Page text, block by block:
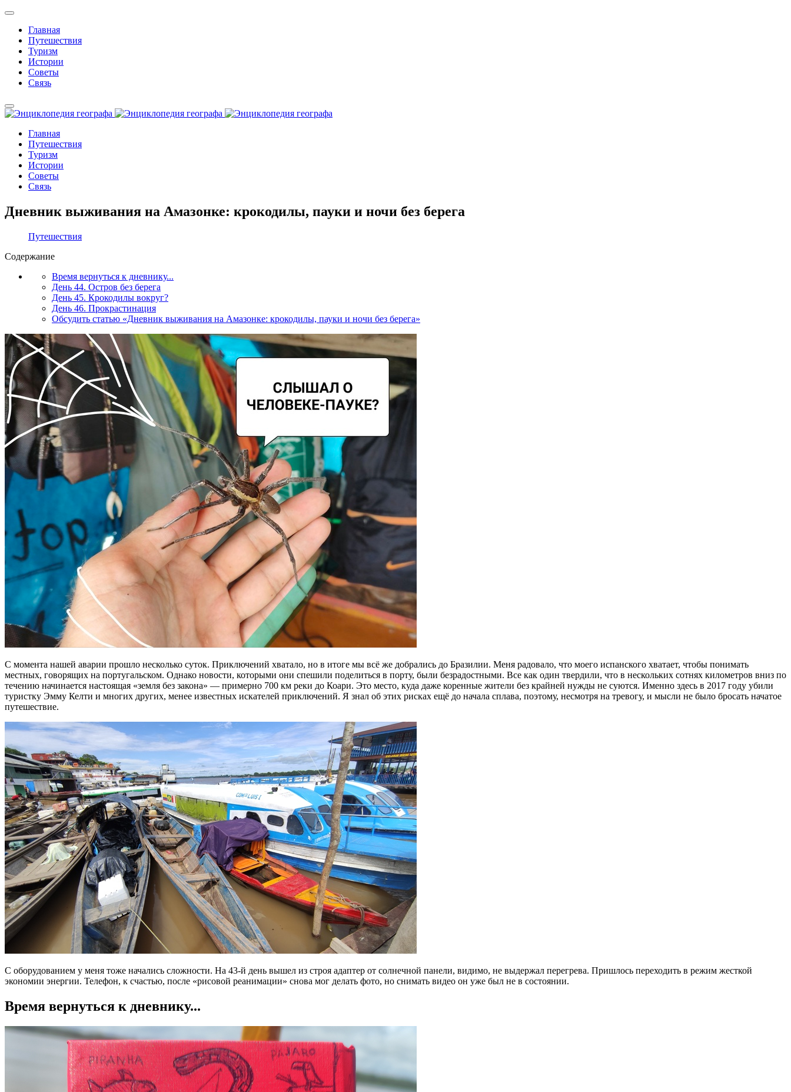
Главная
Путешествия
Туризм
Истории
Советы
Связь
Главная
Путешествия
Туризм
Истории
Советы
Связь
Дневник выживания на Амазонке: крокодилы, пауки и ночи без берега
Путешествия
Содержание
Время вернуться к дневнику...
День 44. Остров без берега
День 45. Крокодилы вокруг?
День 46. Прокрастинация
Обсудить статью «Дневник выживания на Амазонке: крокодилы, пауки и ночи без берега»
С момента нашей аварии прошло несколько суток. Приключений хватало, но в итоге мы всё же добрались до Бразилии. Меня радовало, что моего испанского хватает, чтобы понимать
местных, говорящих на португальском. Однако новости, которыми они спешили поделиться в порту, были безрадостными. Все как один твердили, что в нескольких сотнях километров вниз по
течению начинается настоящая «земля без закона» — примерно 700 км реки до Коари. Это место, куда даже коренные жители без крайней нужды не суются. Именно здесь в 2017 году убили
туристку Эмму Келти и многих других, менее известных искателей приключений. Я знал об этих рисках ещё до начала сплава, поэтому, несмотря на тревогу, и мысли не было бросать начатое
путешествие.
С оборудованием у меня тоже начались сложности. На 43-й день вышел из строя адаптер от солнечной панели, видимо, не выдержал перегрева. Пришлось переходить в режим жесткой
экономии энергии. Телефон, к счастью, после «рисовой реанимации» снова мог делать фото, но снимать видео он уже был не в состоянии.
Время вернуться к дневнику...